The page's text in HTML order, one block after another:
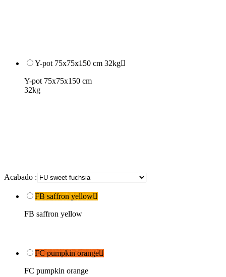
Y-pot 75x75x150 cm 32kg
Y-pot 75x75x150 cm
32kg
Acabado :
FB saffron yellow
FB saffron yellow
FC pumpkin orange
FC pumpkin orange